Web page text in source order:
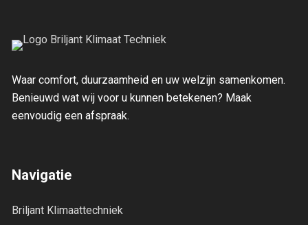
Waar comfort, duurzaamheid en uw welzijn samenkomen.
Benieuwd wat wij voor u kunnen betekenen? Maak
eenvoudig een afspraak.
Navigatie
Briljant Klimaattechniek